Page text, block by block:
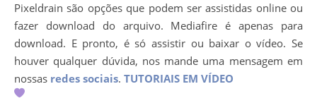
Pixeldrain são opções que podem ser assistidas online ou
fazer download do arquivo. Mediafire é apenas para
download. E pronto, é só assistir ou baixar o vídeo. Se
houver qualquer dúvida, nos mande uma mensagem em
nossas redes sociais. TUTORIAIS EM VÍDEO